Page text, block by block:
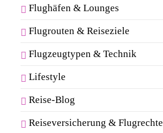
Flughäfen & Lounges
Flugrouten & Reiseziele
Flugzeugtypen & Technik
Lifestyle
Reise-Blog
Reiseversicherung & Flugrechte